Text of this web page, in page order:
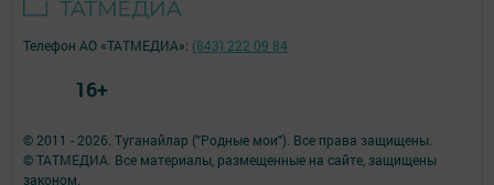
© 2011 - 2026. Туганайлар ("Родные мои"). Все права защищены.
© ТАТМЕДИА. Все материалы, размещенные на сайте, защищены
законом.
Телефон АО «ТАТМЕДИА»: (843) 222 09 84
16+